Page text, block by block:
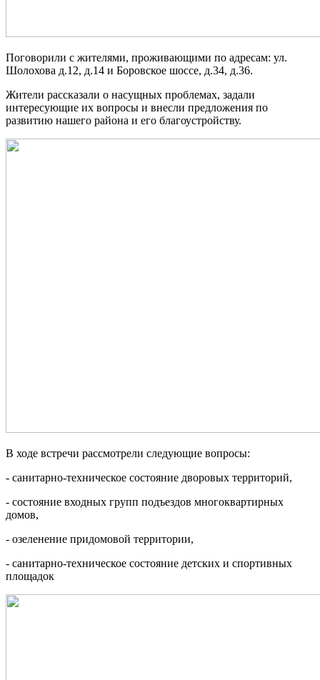
Поговорили с жителями, проживающими по адресам: ул.
Шолохова д.12, д.14 и Боровское шоссе, д.34, д.36.
Жители рассказали о насущных проблемах, задали
интересующие их вопросы и внесли предложения по
развитию нашего района и его благоустройству.
В ходе встречи рассмотрели следующие вопросы:
- санитарно-техническое состояние дворовых территорий,
- состояние входных групп подъездов многоквартирных
домов,
- озеленение придомовой территории,
- санитарно-техническое состояние детских и спортивных
площадок